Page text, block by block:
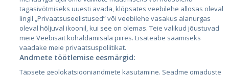
City24.lv
CVbankas.lt
tagasivõtmiseks uuesti avada, klõpsates veebilehe allosas oleval
lingil „Privaatsuseelistused” või veebilehe vasakus alanurgas
oleval hõljuval ikoonil, kui see on olemas. Teie valikud jõustuvad
meie Veebisait kohaldamisala piires. Lisateabe saamiseks
vaadake meie privaatsuspoliitikat.
Andmete töötlemise eesmärgid:
Täpsete geolokatsiooniandmete kasutamine. Seadme omaduste